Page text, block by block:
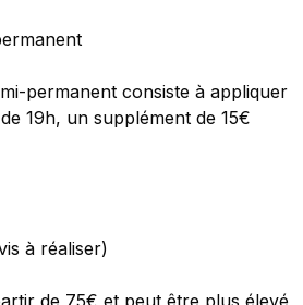
permanent consiste à appliquer
19h, un supplément de 15€
à réaliser)
de 75€ et peut être plus élevé